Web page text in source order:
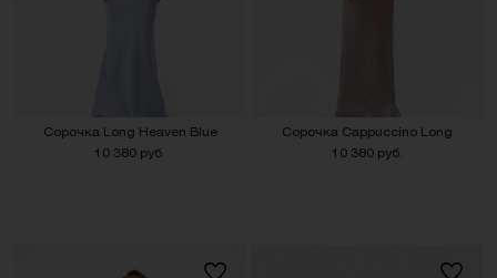
Сорочка Long Heaven Blue
10 380 руб.
Сорочка Сappuccino Long
10 380 руб.